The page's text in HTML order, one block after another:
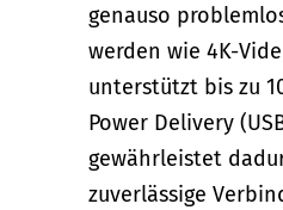
genauso
werden wie 4K-
unterstützt bis zu
Power Delivery
gewährleistet
zuverlässige